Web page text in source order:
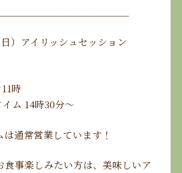
）アイリッシュセッション
時
ム 14時30分〜
通常営業しています！
食事楽しみたい方は、美味しいア